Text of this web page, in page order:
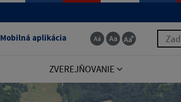
Mobilná aplikácia
ZVEREJŇOVANIE